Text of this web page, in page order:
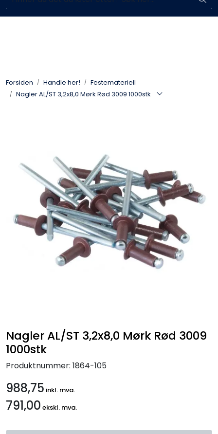
Skip to main contentEnkelt kjøp, hentes i butikk (Sandefjord)
Forsiden Handle her!
Festemateriell
Nagler AL/ST 3,2x8,0 Mørk Rød 3009 1000stk
Nagler AL/ST 3,2x8,0 Mørk Rød 3009
1000stk
Produktnummer: 1864-105
988,75 inkl. mva.
791,00 ekskl. mva.
Taktekking
Bildegalleri
Våre leverandører
Handle her!
Kunngjøringer!